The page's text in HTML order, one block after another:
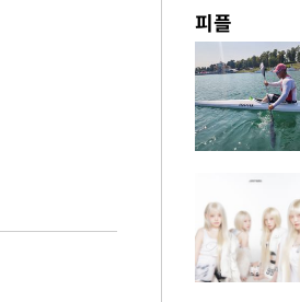
피플